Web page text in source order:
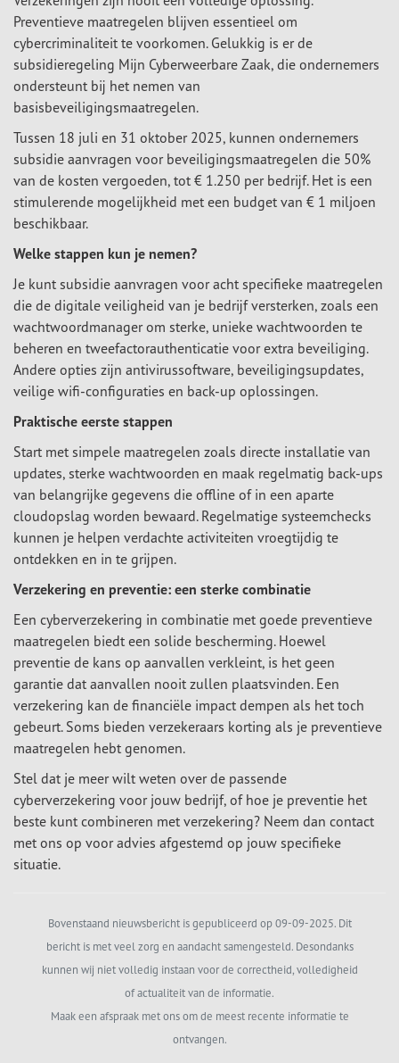
Preventieve maatregelen blijven essentieel om
cybercriminaliteit te voorkomen. Gelukkig is er de
subsidieregeling Mijn Cyberweerbare Zaak, die ondernemers
ondersteunt bij het nemen van
basisbeveiligingsmaatregelen.
Tussen 18 juli en 31 oktober 2025, kunnen ondernemers
subsidie aanvragen voor beveiligingsmaatregelen die 50%
van de kosten vergoeden, tot € 1.250 per bedrijf. Het is een
stimulerende mogelijkheid met een budget van € 1 miljoen
beschikbaar.
Welke stappen kun je nemen?
Je kunt subsidie aanvragen voor acht specifieke maatregelen
die de digitale veiligheid van je bedrijf versterken, zoals een
wachtwoordmanager om sterke, unieke wachtwoorden te
beheren en tweefactorauthenticatie voor extra beveiliging.
Andere opties zijn antivirussoftware, beveiligingsupdates,
veilige wifi-configuraties en back-up oplossingen.
Praktische eerste stappen
Start met simpele maatregelen zoals directe installatie van
updates, sterke wachtwoorden en maak regelmatig back-ups
van belangrijke gegevens die offline of in een aparte
cloudopslag worden bewaard. Regelmatige systeemchecks
kunnen je helpen verdachte activiteiten vroegtijdig te
ontdekken en in te grijpen.
Verzekering en preventie: een sterke combinatie
Een cyberverzekering in combinatie met goede preventieve
maatregelen biedt een solide bescherming. Hoewel
preventie de kans op aanvallen verkleint, is het geen
garantie dat aanvallen nooit zullen plaatsvinden. Een
verzekering kan de financiële impact dempen als het toch
gebeurt. Soms bieden verzekeraars korting als je preventieve
maatregelen hebt genomen.
Stel dat je meer wilt weten over de passende
cyberverzekering voor jouw bedrijf, of hoe je preventie het
beste kunt combineren met verzekering? Neem dan contact
met ons op voor advies afgestemd op jouw specifieke
situatie.
Bovenstaand nieuwsbericht is gepubliceerd op 09-09-2025. Dit
bericht is met veel zorg en aandacht samengesteld. Desondanks
kunnen wij niet volledig instaan voor de correctheid, volledigheid
of actualiteit van de informatie.
Maak een afspraak met ons om de meest recente informatie te
ontvangen.